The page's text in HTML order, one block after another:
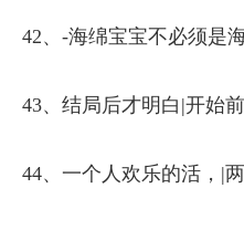
42、-海绵宝宝不必须是
43、结局后才明白|开始
44、一个人欢乐的活，|